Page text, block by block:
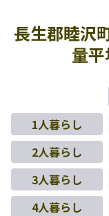
長生郡睦沢
量平
1人暮らし
2人暮らし
3人暮らし
4人暮らし